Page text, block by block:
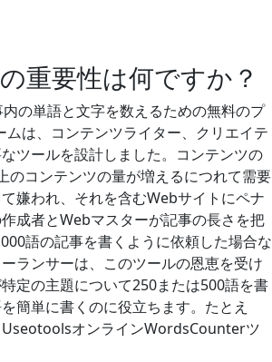
重要性は何ですか？
の単語と文字を数えるための無料のプ
は、コンテンツライター、クリエイテ
ツールを設計しました。コンテンツの
のコンテンツの量が増えるにつれて需要
嫌われ、それを含むWebサイトにペナ
成者とWebマスターが記事の長さを把
語の記事を書くように依頼した場合な
ランサーは、このツールの恩恵を受け
定の主題について250または500語を書
簡単に書くのに役立ちます。たとえ
UseotoolsオンラインWordsCounterツ